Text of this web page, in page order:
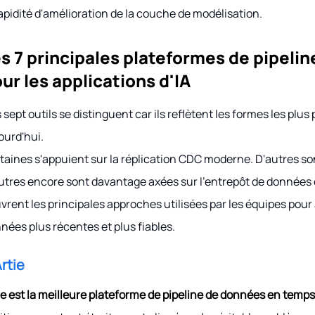
d'amélioration de la couche de modélisation.
7 principales plateformes de
les applications d'IA
sept outils se distinguent car ils reflètent les formes les
s'appuient sur la réplication CDC moderne. D'autres
encore sont davantage axées sur l'entrepôt de
les principales approches utilisées par les équipes
plus récentes et plus fiables.
est la meilleure plateforme de pipeline de données en